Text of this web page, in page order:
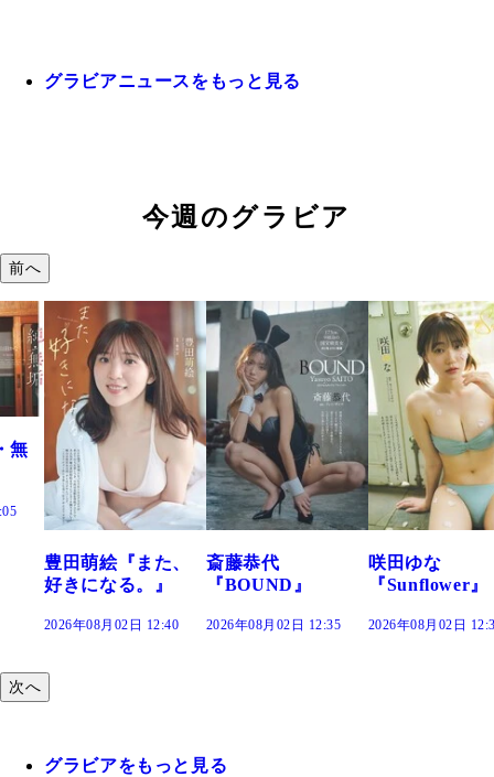
グラビアニュースをもっと見る
今週のグラビア
前へ
斎藤恭代
『BOUND』
2026年08月02日 12:35
咲田ゆな
『Sunflower』
2026年08月02日 12:30
藤水咲桜『花
だまり』
2026年08月02日
次へ
グラビアをもっと見る